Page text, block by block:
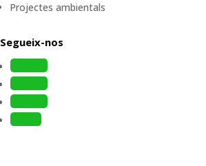
Projectes ambientals
Segueix-nos
Follow
Follow
Follow
Follow